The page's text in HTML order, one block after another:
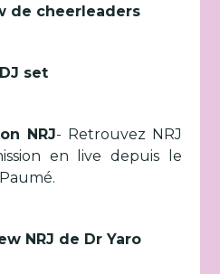
de cheerleaders
set
NRJ- Retrouvez NRJ
en live depuis le
NRJ de Dr Yaro